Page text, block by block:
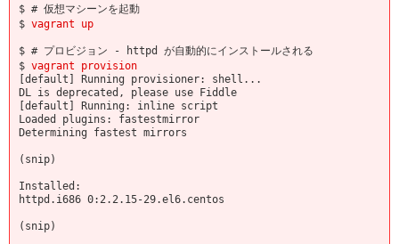
$ # 仮想マシーンを起動
$ vagrant up
$ # プロビジョン - httpd が自動的にインストールされる
$ vagrant provision
[default] Running provisioner: shell...
DL is deprecated, please use Fiddle
[default] Running: inline script
Loaded plugins: fastestmirror
Determining fastest mirrors
(snip)
Installed:
httpd.i686 0:2.2.15-29.el6.centos
(snip)